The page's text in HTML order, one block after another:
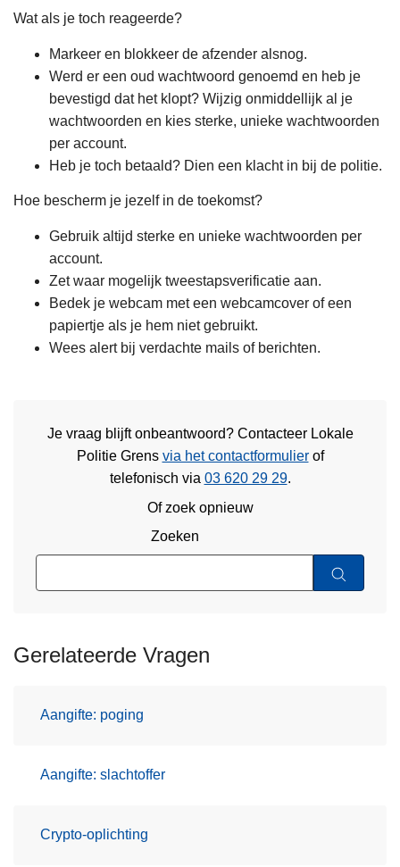
Wat als je toch reageerde?
Markeer en blokkeer de afzender alsnog.
Werd er een oud wachtwoord genoemd en heb je
bevestigd dat het klopt? Wijzig onmiddellijk al je
wachtwoorden en kies sterke, unieke wachtwoorden
per account.
Heb je toch betaald? Dien een klacht in bij de politie.
Hoe bescherm je jezelf in de toekomst?
Gebruik altijd sterke en unieke wachtwoorden per
account.
Zet waar mogelijk tweestapsverificatie aan.
Bedek je webcam met een webcamcover of een
papiertje als je hem niet gebruikt.
Wees alert bij verdachte mails of berichten.
Je vraag blijft onbeantwoord? Contacteer Lokale
Politie Grens via het contactformulierof
telefonisch via 03 620 29 29.
Of zoek opnieuw
Zoeken
Gerelateerde Vragen
Aangifte: poging
Aangifte: slachtoffer
Crypto-oplichting